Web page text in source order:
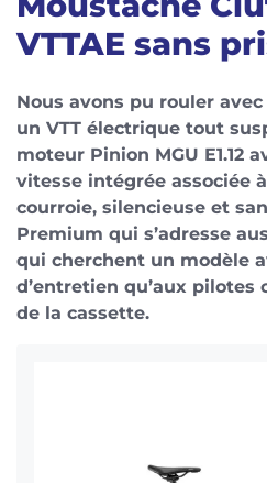
VTTAE sans
Nous avons pu rouler
un VTT électrique tout
moteur Pinion MGU E1.12
vitesse intégrée associée
courroie, silencieuse et
Premium qui s’adresse
qui cherchent un modèle
d’entretien qu’aux
de la cassette.